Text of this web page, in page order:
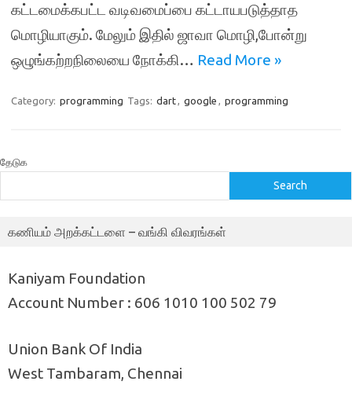
கட்டமைக்கபட்ட வடிவமைப்பை கட்டாயபடுத்தாத
மொழியாகும். மேலும் இதில் ஜாவா மொழி,போன்று
ஒழுங்கற்றநிலையை நோக்கி… Read More »
Category: programming Tags: dart, google , programming
தேடுக
Search
கணியம் அறக்கட்டளை – வங்கி விவரங்கள்
Kaniyam Foundation
Account Number : 606 1010 100 502 79
Union Bank Of India
West Tambaram, Chennai